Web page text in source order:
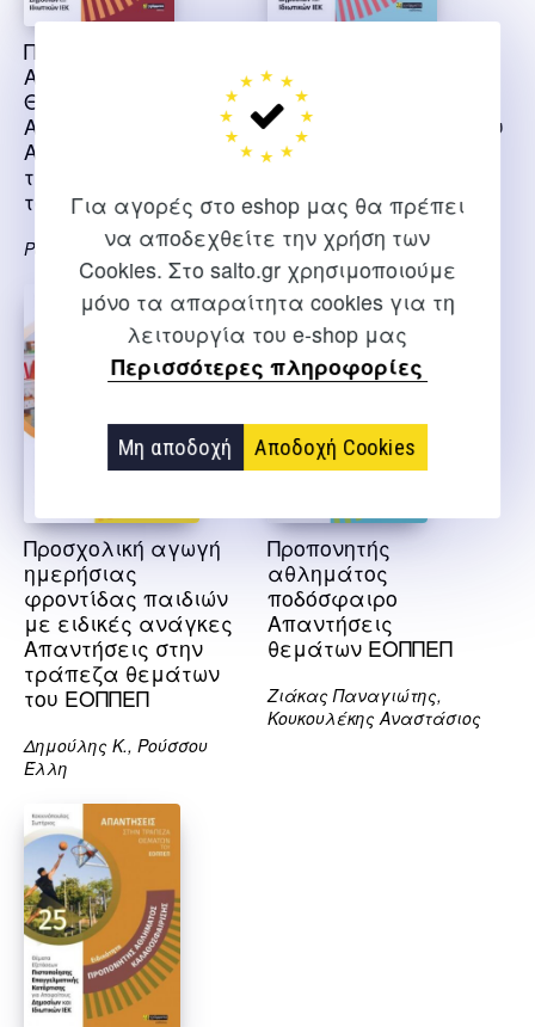
Για αγορές στο eshop μας θα πρέπει
να αποδεχθείτε την χρήση των
Cookies. Στο salto.gr χρησιμοποιούμε
μόνο τα απαραίτητα cookies για τη
λειτουργία του e-shop μας
Περισσότερες πληροφορίες
Μη αποδοχή Αποδοχή Cookies
Προπονητής
Αθλημάτων Ομάδα
Θ. Κλασικός
Αθλητισμός
Απαντήσεις στην
τράπεζα θεμάτων
του ΕΟΠΠΕΠ
Ροδάνθη Αγγελική
φυσικοθεραπείας
Απαντήσεις στην
τράπεζα θεμάτων του
ΕΟΠΠΕΠ
Βολιώτη Αμαλία
Προσχολική αγωγή
ημερήσιας
φροντίδας παιδιών
με ειδικές ανάγκες
Απαντήσεις στην
τράπεζα θεμάτων
του ΕΟΠΠΕΠ
Δημούλης Κ., Ρούσσου
Έλλη
Προπονητής
αθλημάτος
ποδόσφαιρο
Απαντήσεις
θεμάτων ΕΟΠΠΕΠ
Ζιάκας Παναγιώτης,
Κουκουλέκης Αναστάσιος